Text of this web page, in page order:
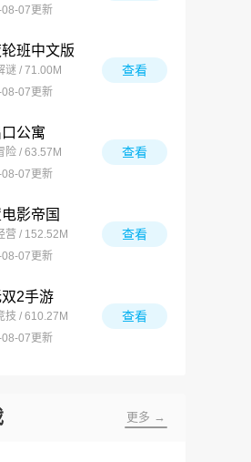
07更新
班中文版
谜 / 71.00M
07更新
查看
公寓
险 / 63.57M
07更新
查看
影帝国
营 / 152.52M
07更新
查看
2手游
技 / 610.27M
07更新
查看
更多 →